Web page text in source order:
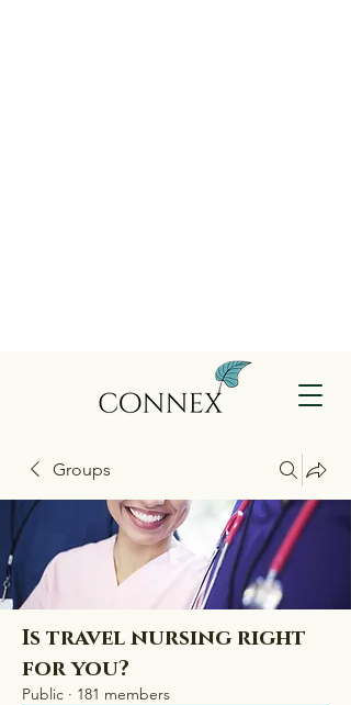
Groups
Is travel nursing right
for you?
Public · 181 members